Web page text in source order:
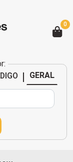
| GERAL
0